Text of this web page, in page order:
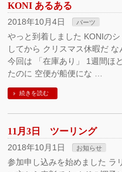
KONI あるある
2018年10月4日 パーツ
やっと到着しました KONIの
してから クリスマス休暇だ
今回は 「在庫あり」 1週間ほ
たのに 空便が船便にな …
続きを読む
11月3日 ツーリング
2018年10月1日 お知らせ
参加申し込みを始めました ラ